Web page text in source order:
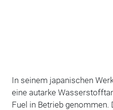
In seinem japanischen
eine autarke
Fuel in Betrieb genommen.